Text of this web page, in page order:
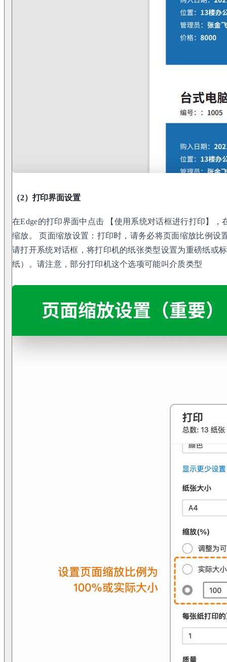
（2）打印界面设置
在Edge的打印界面中点击 【使用系统对话框进行打印】
缩放。 页面缩放设置：打印时，请务必将页面缩放比例设
请打开系统对话框，将打印机的纸张类型设置为重磅纸或
纸）。请注意，部分打印机这个选项可能叫介质类型